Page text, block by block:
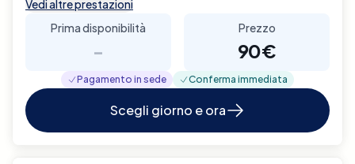
Vedi altre prestazioni
Prima disponibilità
-
Prezzo
90€
Pagamento in sede Conferma immediata
Scegli giorno e ora